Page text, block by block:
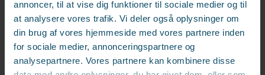
annoncer, til at vise dig funktioner til sociale medier og til
at analysere vores trafik. Vi deler også oplysninger om
din brug af vores hjemmeside med vores partnere inden
for sociale medier, annonceringspartnere og
analysepartnere. Vores partnere kan kombinere disse